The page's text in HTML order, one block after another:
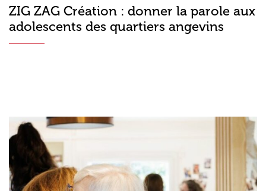
ZIG ZAG Création : donner la parole aux
adolescents des quartiers angevins